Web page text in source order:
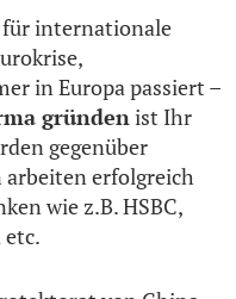
für internationale
in Europa passiert –
gründenist Ihr
gegenüber
arbeiten erfolgreich
wie z.B. HSBC,
etc.